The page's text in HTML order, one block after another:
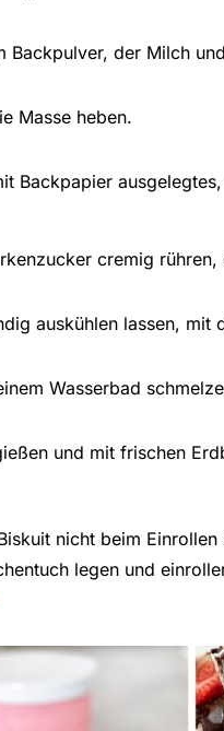
Backpulver, der Milch
Masse heben.
Backpapier
cremig
auskühlen lassen, mit
Wasserbad
und mit frischen
nicht beim
legen und